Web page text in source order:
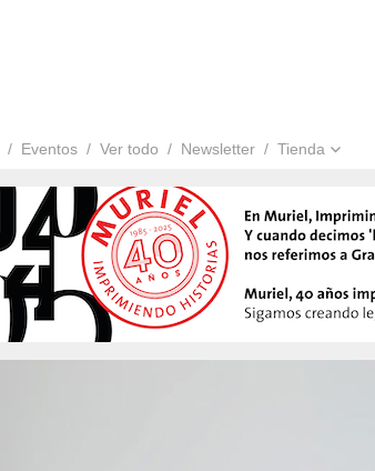
Eventos Ver todo Newsletter Tienda